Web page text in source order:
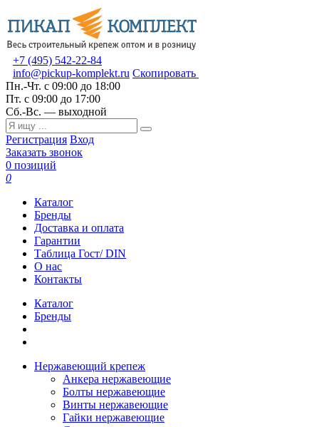
+7 (495) 542-22-84
info@pickup-komplekt.ru Скопировать
Пн.-Чт. с 09:00 до 18:00
Пт. с 09:00 до 17:00
Сб.-Вс. — выходной
Регистрация Вход
Заказать звонок
0 позиций
0
Каталог
Бренды
Доставка и оплата
Гарантии
Таблица Гост/ DIN
О нас
Контакты
Каталог
Бренды
Нержавеющий крепеж
Анкера нержавеющие
Болты нержавеющие
Винты нержавеющие
Гайки нержавеющие